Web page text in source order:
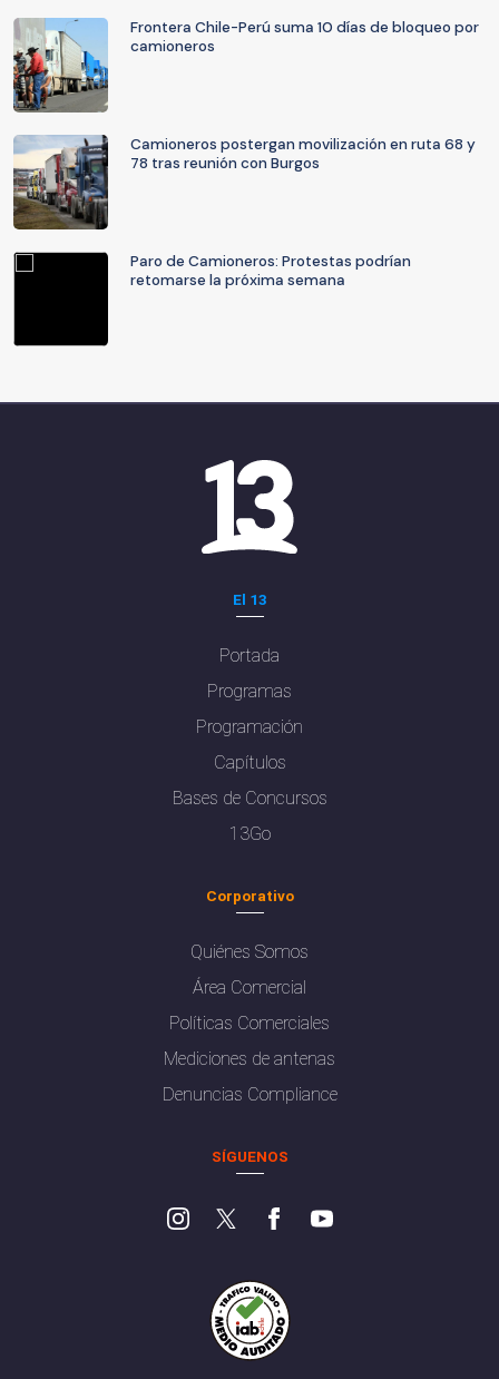
Frontera Chile-Perú suma 10 días de bloqueo por
camioneros
Camioneros postergan movilización en ruta 68 y
78 tras reunión con Burgos
Paro de Camioneros: Protestas podrían
retomarse la próxima semana
El 13
Portada
Programas
Programación
Capítulos
Bases de Concursos
13Go
Corporativo
Quiénes Somos
Área Comercial
Políticas Comerciales
Mediciones de antenas
Denuncias Compliance
SÍGUENOS